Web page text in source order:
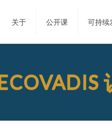
关于 公开课 可持续